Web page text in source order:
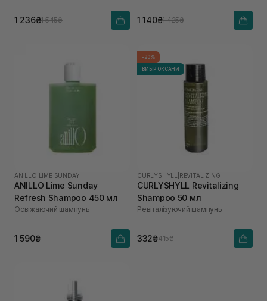
1 236₴1 545₴ 1 140₴1 425₴
ANILLO LIME SUNDAY
ANILLO Lime Sunday
Refresh Shampoo 450 мл
Освіжаючий шампунь
1 590₴
-20%
ВИБІР ОКСАНИ
CURLYSHYLL REVITALIZING
CURLYSHYLL Revitalizing
Shampoo 50 мл
Ревіталізуючий шампунь
332₴415₴